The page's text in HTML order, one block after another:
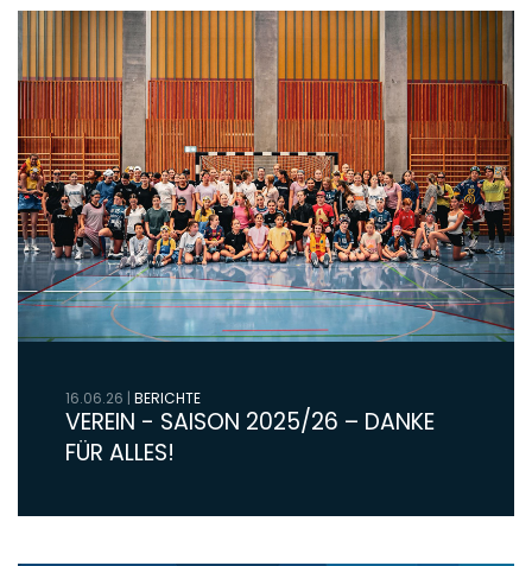
16.06.26 | BERICHTE
VEREIN - SAISON 2025/26 – DANKE
FÜR ALLES!